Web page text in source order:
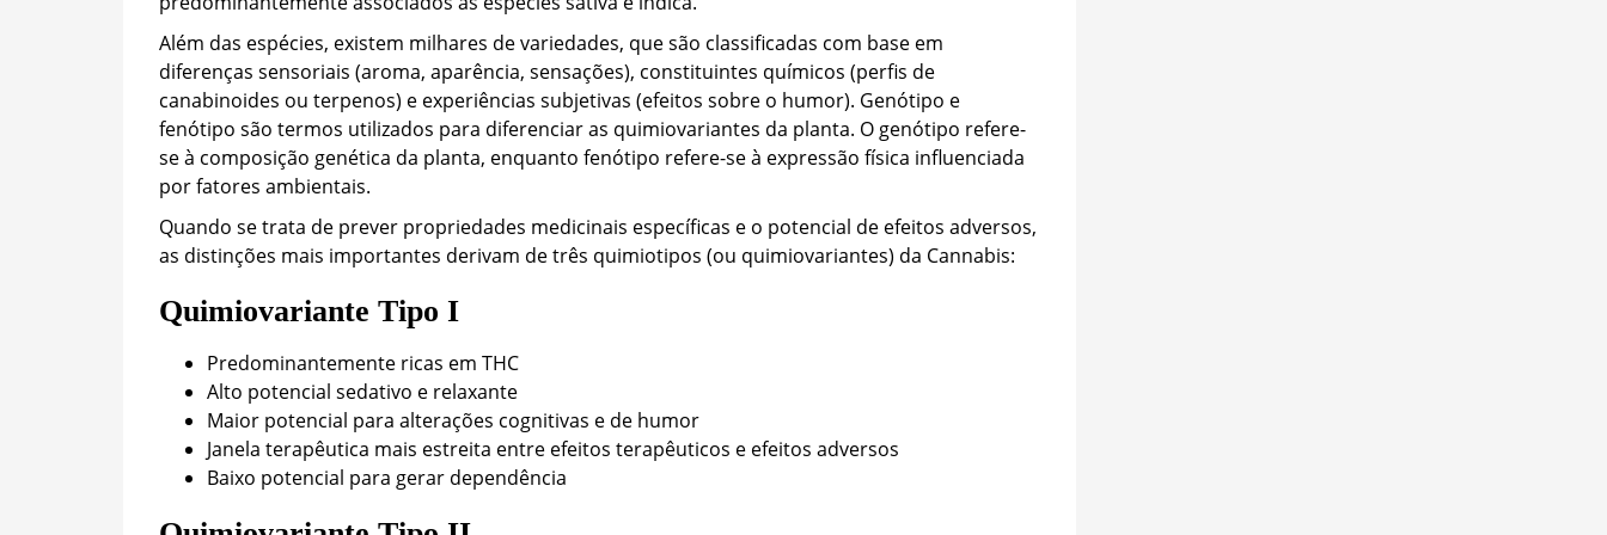
Além das espécies, existem milhares de variedades, que são classificadas com base em
diferenças sensoriais (aroma, aparência, sensações), constituintes químicos (perfis de
canabinoides ou terpenos) e experiências subjetivas (efeitos sobre o humor). Genótipo e
fenótipo são termos utilizados para diferenciar as quimiovariantes da planta. O genótipo refere-
se à composição genética da planta, enquanto fenótipo refere-se à expressão física influenciada
por fatores ambientais.
Quando se trata de prever propriedades medicinais específicas e o potencial de efeitos adversos,
as distinções mais importantes derivam de três quimiotipos (ou quimiovariantes) da Cannabis:
Quimiovariante Tipo I
Predominantemente ricas em THC
Alto potencial sedativo e relaxante
Maior potencial para alterações cognitivas e de humor
Janela terapêutica mais estreita entre efeitos terapêuticos e efeitos adversos
Baixo potencial para gerar dependência